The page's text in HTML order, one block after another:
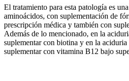
El tratamiento para esta patología es
aminoácidos, con suplementación de
prescripción médica y también con
Además de lo mencionado, en la
suplementar con biotina y en la
suplementar con vitamina B12 bajo